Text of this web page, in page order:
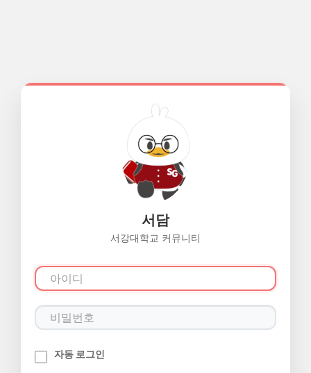
서담
서강대학교 커뮤니티
자동 로그인